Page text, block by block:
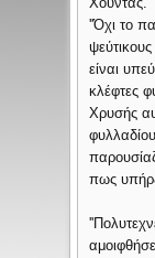
''Όχι το
είναι
κλέφτες
Χρυσής
πως